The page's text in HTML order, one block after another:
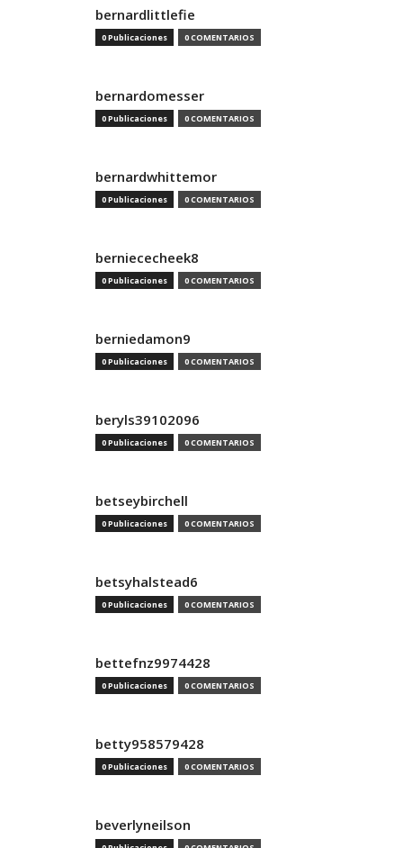
bernardlittlefie
0 Publicaciones 0 COMENTARIOS
bernardomesser
0 Publicaciones 0 COMENTARIOS
bernardwhittemor
0 Publicaciones 0 COMENTARIOS
berniececheek8
0 Publicaciones 0 COMENTARIOS
berniedamon9
0 Publicaciones 0 COMENTARIOS
beryls39102096
0 Publicaciones 0 COMENTARIOS
betseybirchell
0 Publicaciones 0 COMENTARIOS
betsyhalstead6
0 Publicaciones 0 COMENTARIOS
bettefnz9974428
0 Publicaciones 0 COMENTARIOS
betty958579428
0 Publicaciones 0 COMENTARIOS
beverlyneilson